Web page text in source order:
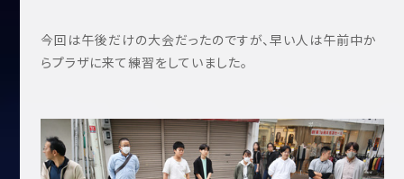
今回は午後だけの大会だったのですが、早い人は午前中か
らプラザに来て練習をしていました。